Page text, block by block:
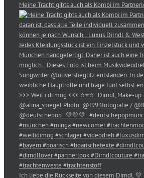
Meine Tracht gibts auch als Kombi im
Ich liebe die Rückseite von diesem Dirndl. 💛